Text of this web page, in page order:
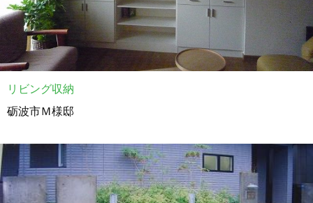
リビング収納
砺波市Ｍ様邸